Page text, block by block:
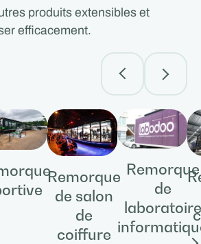
produits extensibles et
efficacement.
Remorque
de salon
de
coiffure
Remorque
de
laboratoire